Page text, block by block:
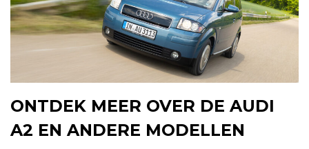
ONTDEK MEER OVER DE AUDI
A2 EN ANDERE MODELLEN